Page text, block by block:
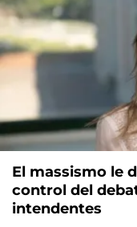
El massismo le
control del
intendentes